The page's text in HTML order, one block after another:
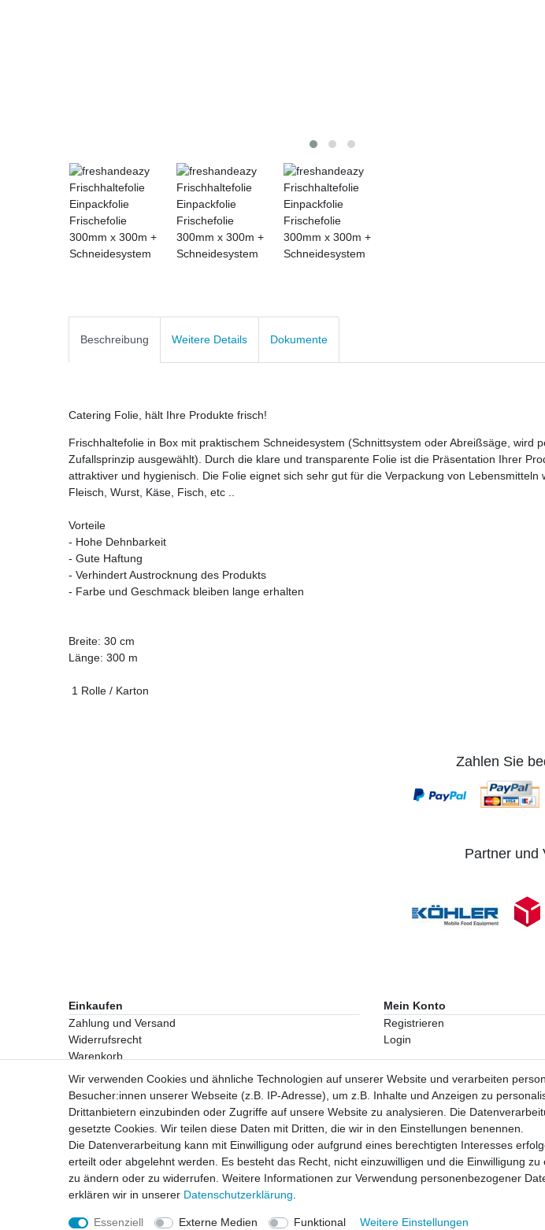
Beschreibung Weitere Details Dokumente
Catering Folie, hält Ihre Produkte frisch!
Frischhaltefolie in Box mit praktischem Schneidesystem (Schnittsystem oder Abreißsäge, wird
Zufallsprinzip ausgewählt). Durch die klare und transparente Folie ist die Präsentation Ihrer
attraktiver und hygienisch. Die Folie eignet sich sehr gut für die Verpackung von Lebensmitteln
Fleisch, Wurst, Käse, Fisch, etc ..
Vorteile
- Hohe Dehnbarkeit
- Gute Haftung
- Verhindert Austrocknung des Produkts
- Farbe und Geschmack bleiben lange erhalten
Breite: 30 cm
Länge: 300 m
1 Rolle / Karton
Zahlen Sie
Partner und
Einkaufen
Zahlung und Versand
Widerrufsrecht
Warenkorb
Zur Kasse
Vertrag widerrufen
Mein Konto
Registrieren
Login
© Copyright 2019 Komplett Konzept Verwertungs GmbH. Alle Rechte vorbehalten.
Wir verwenden Cookies und ähnliche Technologien auf unserer Website und verarbeiten
Besucher:innen unserer Webseite (z.B. IP-Adresse), um z.B. Inhalte und Anzeigen zu
Drittanbietern einzubinden oder Zugriffe auf unsere Website zu analysieren. Die
gesetzte Cookies. Wir teilen diese Daten mit Dritten, die wir in den Einstellungen benennen.
Die Datenverarbeitung kann mit Einwilligung oder aufgrund eines berechtigten Interesses
erteilt oder abgelehnt werden. Es besteht das Recht, nicht einzuwilligen und die Einwilligung
zu ändern oder zu widerrufen. Weitere Informationen zur Verwendung personenbezogener
erklären wir in unserer Daten­schutz­erklärung
Essenziell Externe Medien Funktional Weitere Einstellungen